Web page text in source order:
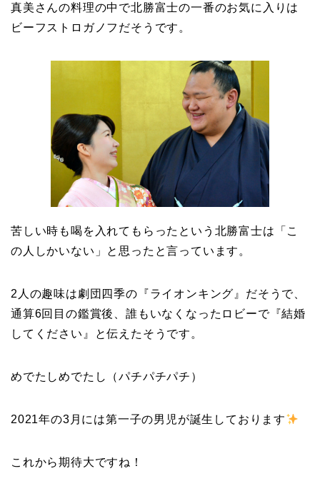
真美さんの料理の中で北勝富士の一番のお気に入りは
ビーフストロガノフだそうです。
苦しい時も喝を入れてもらったという北勝富士は「こ
の人しかいない」と思ったと言っています。
2人の趣味は劇団四季の『ライオンキング』だそうで、
通算6回目の鑑賞後、誰もいなくなったロビーで『結婚
してください』と伝えたそうです。
めでたしめでたし（パチパチパチ）
2021年の3月には第一子の男児が誕生しております
これから期待大ですね！